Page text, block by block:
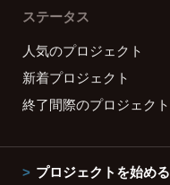
ステータス
人気のプロジェクト
新着プロジェクト
終了間際のプロジェクト
プロジェクトを始める